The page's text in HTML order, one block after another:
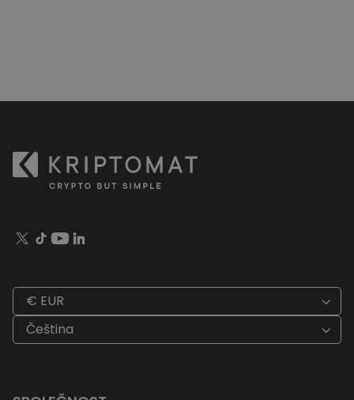
€ EUR
Čeština